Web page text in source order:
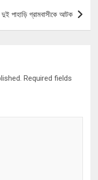
দুই পাহাড়ি গ্রামবাসীকে আটক
Required fields